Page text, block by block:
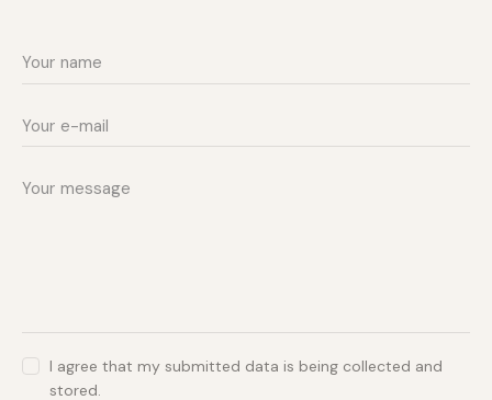
I agree that my submitted data is being collected and
stored.